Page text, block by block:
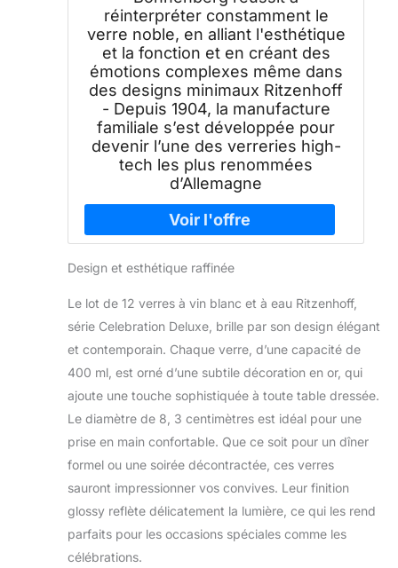
réinterpréter constamment le
verre noble, en alliant l'esthétique
et la fonction et en créant des
émotions complexes même dans
des designs minimaux Ritzenhoff
- Depuis 1904, la manufacture
familiale s’est développée pour
devenir l’une des verreries high-
tech les plus renommées
d’Allemagne
Design et esthétique raffinée
Le lot de 12 verres à vin blanc et à eau Ritzenhoff,
série Celebration Deluxe, brille par son design élégant
et contemporain. Chaque verre, d’une capacité de
400 ml, est orné d’une subtile décoration en or, qui
ajoute une touche sophistiquée à toute table dressée.
Le diamètre de 8, 3 centimètres est idéal pour une
prise en main confortable. Que ce soit pour un dîner
formel ou une soirée décontractée, ces verres
sauront impressionner vos convives. Leur finition
glossy reflète délicatement la lumière, ce qui les rend
parfaits pour les occasions spéciales comme les
célébrations.